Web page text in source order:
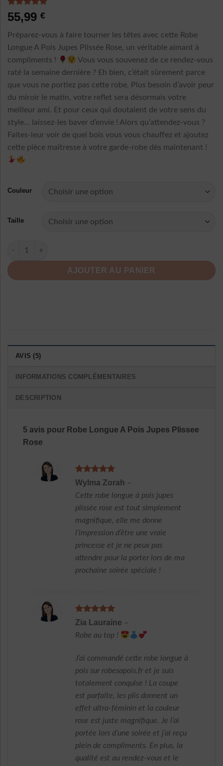
Noté5.00
sur 5 basé
5
notations
client
55,99 €
Préparez-vous à faire tourner les têtes avec cette Robe
Longue A Pois Jupes Plissée Rose, un véritable aimant à
compliments !
Vous vous souvenez de ce rendez-vous
raté la semaine dernière ? Eh bien, c’était sûrement parce
que vous ne portiez pas cette robe. Plus besoin d’avoir peur
du miroir le matin, votre reflet sera désormais votre
meilleur ami. Et pour ceux qui doutaient de votre sens du
style… laissez-les baver d’envie ! Alors qu’attendez-vous ?
Faites-leur voir de quel bois vous vous chauffez et ajoutez
cette pièce maîtresse à votre garde-robe dès maintenant !
Couleur
Taille
quantité de Robe Longue A Pois Jupes Plissee Rose
AJOUTER AU PANIER
AVIS (5)
INFORMATIONS COMPLÉMENTAIRES
DESCRIPTION
5 avis pour Robe Longue A Pois Jupes Plissee
Rose
Note5sur
Wylma Zorah –
Cette robe longue à pois jupes
plissée rose est tout simplement
magnifique, elle me donne
l’impression d’être une vraie
princesse et je ne peux pas
attendre pour la porter lors de ma
prochaine soirée spéciale !
Note5sur
Zia Lauraine –
Robe au top !
J’ai commandé cette robe longue à
pois sur robesapois.fr et je suis
totalement conquise ! La coupe
est parfaite, les plis donnent un
effet ultra-féminin et la couleur
rose est juste magnifique. Je l’ai
portée lors d’une soirée et j’ai reçu
plein de compliments. En plus, la
qualité est au rendez-vous et le